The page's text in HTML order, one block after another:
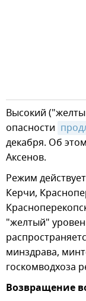
Высокий
опасности
декабря. Об
Аксенов.
Режим
Керчи,
"желтый"
минздрава,
госкомводхоза
Возвращение